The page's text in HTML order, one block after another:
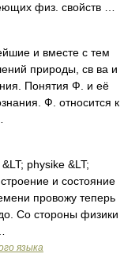
физ. свойств …
и вместе с тем
природы, св ва и
Понятия Ф. и её
Ф. относится к
physike &LT;
и состояние
провожу теперь
Со стороны физики
языка